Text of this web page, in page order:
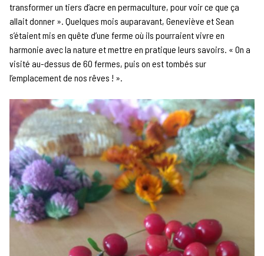
transformer un tiers d’acre en permaculture, pour voir ce que ça
allait donner ». Quelques mois auparavant, Geneviève et Sean
s’étaient mis en quête d’une ferme où ils pourraient vivre en
harmonie avec la nature et mettre en pratique leurs savoirs. « On a
visité au-dessus de 60 fermes, puis on est tombés sur
l’emplacement de nos rêves ! ».